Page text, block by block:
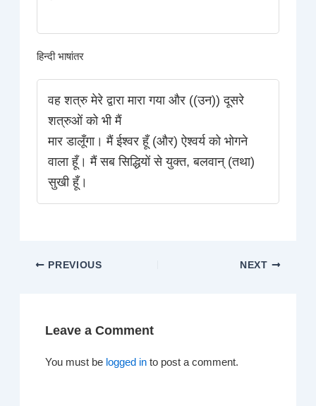
हिन्दी भाषांतर
वह शत्रु मेरे द्वारा मारा गया और ((उन)) दूसरे
शत्रुओं को भी मैं
मार डालूँगा। मैं ईश्वर हूँ (और) ऐश्वर्य को भोगने
वाला हूँ। मैं सब सिद्धियों से युक्त, बलवान् (तथा)
सुखी हूँ।
PREVIOUS NEXT
Leave a Comment
You must be logged in to post a comment.